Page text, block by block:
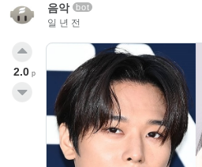
음악 bot
일 년 전
2.0 p